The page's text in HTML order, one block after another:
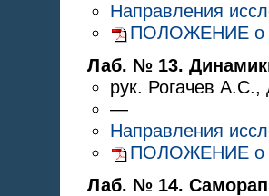
Направления
ПОЛОЖЕНИЕ о
Лаб. № 13.
рук. Рогачев А.С.,
—
Направления
ПОЛОЖЕНИЕ о
Лаб. № 14.